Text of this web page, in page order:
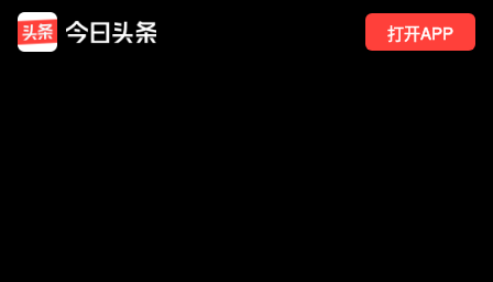
打开APP